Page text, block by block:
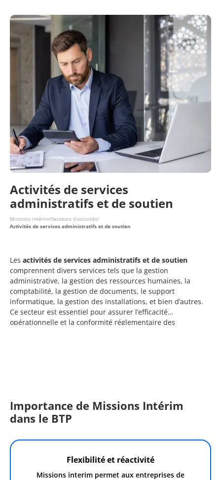
Activités de services
administratifs et de soutien
Missions intérim/Secteurs d’activités/
Activités de services administratifs et de soutien
Les activités de services administratifs et de soutien
comprennent divers services tels que la gestion
administrative, la gestion des ressources humaines, la
comptabilité, la gestion de documents, le support
informatique, la gestion des installations, et bien d’autres.
Ce secteur est essentiel pour assurer l’efficacité
opérationnelle et la conformité réglementaire des
Importance de Missions Intérim
dans le BTP
Flexibilité et réactivité
Missions interim permet aux entreprises de